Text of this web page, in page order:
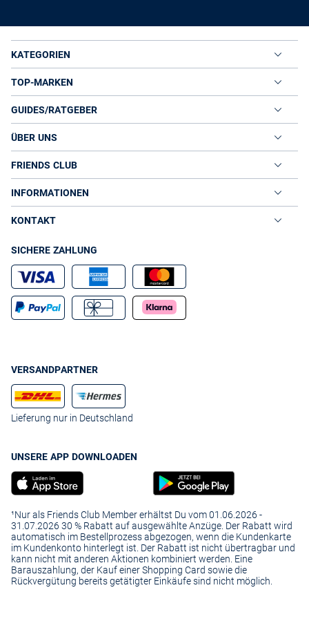
KATEGORIEN
TOP-MARKEN
GUIDES/RATGEBER
ÜBER UNS
FRIENDS CLUB
INFORMATIONEN
KONTAKT
SICHERE ZAHLUNG
VERSANDPARTNER
Lieferung nur in Deutschland
UNSERE APP DOWNLOADEN
¹Nur als Friends Club Member erhältst Du vom 01.06.2026 -
31.07.2026 30 % Rabatt auf ausgewählte Anzüge. Der Rabatt wird
automatisch im Bestellprozess abgezogen, wenn die Kundenkarte
im Kundenkonto hinterlegt ist. Der Rabatt ist nicht übertragbar und
kann nicht mit anderen Aktionen kombiniert werden. Eine
Barauszahlung, der Kauf einer Shopping Card sowie die
Rückvergütung bereits getätigter Einkäufe sind nicht möglich.